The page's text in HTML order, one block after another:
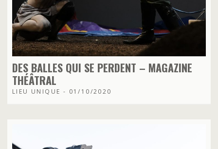
DES BALLES QUI SE PERDENT – MAGAZINE
THÉÂTRAL
LIEU UNIQUE - 01/10/2020